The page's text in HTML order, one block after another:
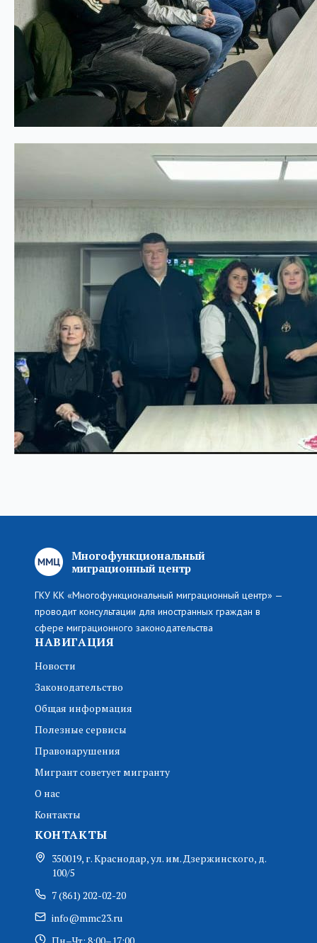
Многофункциональный
миграционный центр
ГКУ КК «Многофункциональный миграционный центр» —
проводит консультации для иностранных граждан в
сфере миграционного законодательства
НАВИГАЦИЯ
Новости
Законодательство
Общая информация
Полезные сервисы
Правонарушения
Мигрант советует мигранту
О нас
Контакты
КОНТАКТЫ
350019, г. Краснодар, ул. им. Дзержинского, д.
100/5
7 (861) 202-02-20
info@mmc23.ru